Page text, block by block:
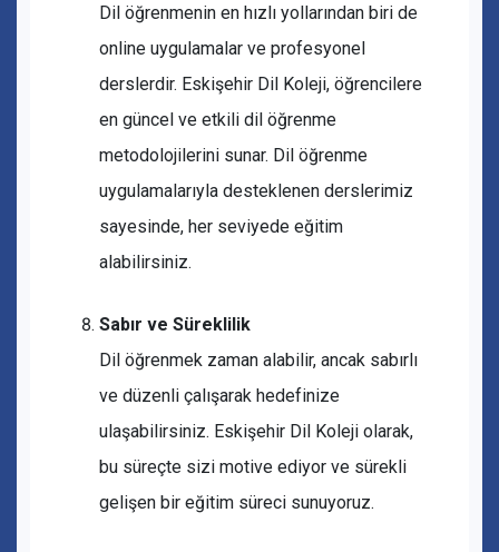
Dil öğrenmenin en hızlı yollarından biri de
online uygulamalar ve profesyonel
derslerdir. Eskişehir Dil Koleji, öğrencilere
en güncel ve etkili dil öğrenme
metodolojilerini sunar. Dil öğrenme
uygulamalarıyla desteklenen derslerimiz
sayesinde, her seviyede eğitim
alabilirsiniz.
Sabır ve Süreklilik
Dil öğrenmek zaman alabilir, ancak sabırlı
ve düzenli çalışarak hedefinize
ulaşabilirsiniz. Eskişehir Dil Koleji olarak,
bu süreçte sizi motive ediyor ve sürekli
gelişen bir eğitim süreci sunuyoruz.